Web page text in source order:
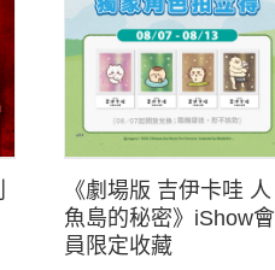
《劇場版 吉伊卡哇 人
魚島的秘密》iShow會
員限定收藏